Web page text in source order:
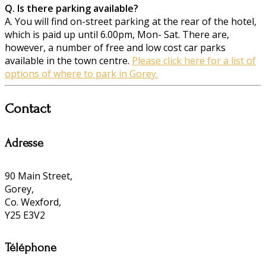
Q. Is there parking available?
A. You will find on-street parking at the rear of the hotel,
which is paid up until 6.00pm, Mon- Sat. There are,
however, a number of free and low cost car parks
available in the town centre. Please click here for a list of
options of where to park in Gorey.
Contact
Adresse
90 Main Street,
Gorey,
Co. Wexford,
Y25 E3V2
Téléphone